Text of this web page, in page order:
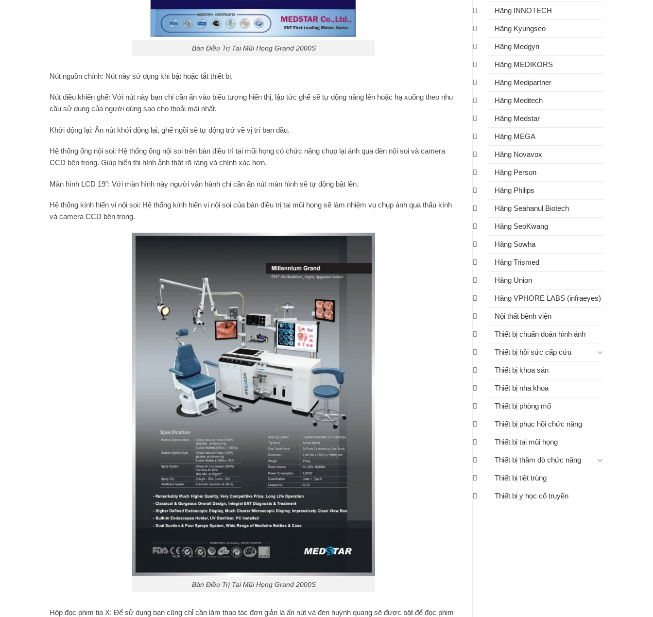
Bàn Điều Trị Tai Mũi Họng Grand 2000S
Nút nguồn chính: Nút này sử dụng khi bật hoặc tắt thiết bị.
Nút điều khiển ghế: Với nút này bạn chỉ cần ấn vào biểu tượng hiển thị, lập tức ghế sẽ tự động nâng lên hoặc hạ xuống theo nhu
cầu sử dụng của người dùng sao cho thoải mái nhất.
Khởi động lại: Ấn nút khởi động lại, ghế ngồi sẽ tự động trở về vị trí ban đầu.
Hệ thống ống nội soi: Hệ thống ống nội soi trên bàn điều trì tai mũi họng có chức năng chụp lại ảnh qua đèn nội soi và camera
CCD bên trong. Giúp hiển thị hình ảnh thật rõ ràng và chính xác hơn.
Màn hình LCD 19”: Với màn hình này người vận hành chỉ cần ấn nút màn hình sẽ tự động bật lên.
Hệ thống kính hiển vi nội soi: Hệ thống kính hiển vi nội soi của bàn điều trị tai mũi họng sẽ làm nhiệm vụ chụp ảnh qua thấu kính
và camera CCD bên trong.
Bàn Điều Trị Tai Mũi Họng Grand 2000S
Hộp đọc phim tia X: Để sử dụng bạn cũng chỉ cần làm thao tác đơn giản là ấn nút và đèn huỳnh quang sẽ được bật để đọc phim
Hãng INNOTECH
Hãng Kyungseo
Hãng Medgyn
Hãng MEDIKORS
Hãng Medipartner
Hãng Meditech
Hãng Medstar
Hãng MEGA
Hãng Novavox
Hãng Person
Hãng Philips
Hãng Seahanul Biotech
Hãng SeoKwang
Hãng Sowha
Hãng Trismed
Hãng Union
Hãng VPHORE LABS (infraeyes)
Nội thất bệnh viện
Thiết bị chuẩn đoán hình ảnh
Thiết bị hồi sức cấp cứu
Thiết bị khoa sản
Thiết bị nha khoa
Thiết bị phòng mổ
Thiết bị phục hồi chức năng
Thiết bị tai mũi họng
Thiết bị thăm dò chức năng
Thiết bị tiệt trùng
Thiết bị y học cổ truyền